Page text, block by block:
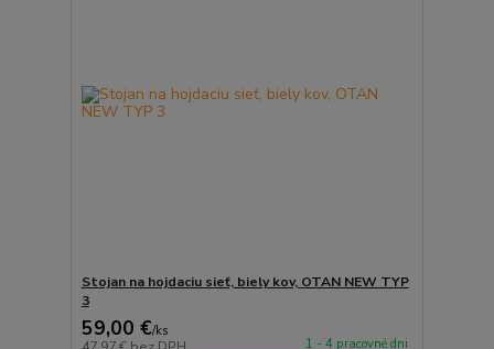
Stojan na hojdaciu sieť, biely kov, OTAN NEW TYP
3
59,00 €/ks
1 - 4 pracovné dni